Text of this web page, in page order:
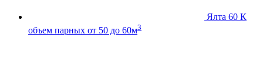
Ялта 60 К
объем парных от 50 до 60м3